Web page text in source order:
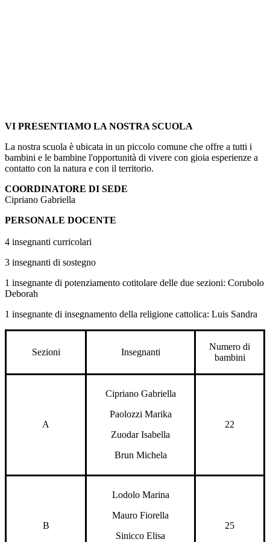
VI PRESENTIAMO LA NOSTRA SCUOLA
La nostra scuola è ubicata in un piccolo comune che offre a tutti i
bambini e le bambine l'opportunità di vivere con gioia esperienze a
contatto con la natura e con il territorio.
COORDINATORE DI SEDE
Cipriano Gabriella
PERSONALE DOCENTE
4 insegnanti curricolari
3 insegnanti di sostegno
1 insegnante di potenziamento cotitolare delle due sezioni: Corubolo
Deborah
1 insegnante di insegnamento della religione cattolica: Luis Sandra
Sezioni Insegnanti
Numero di
bambini
A
Cipriano Gabriella
Paolozzi Marika
Zuodar Isabella
Brun Michela
22
B
Lodolo Marina
Mauro Fiorella
Sinicco Elisa
25